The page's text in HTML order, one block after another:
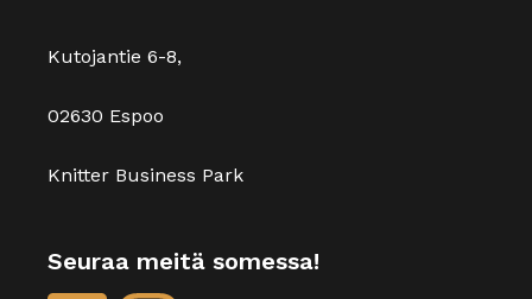
Kutojantie 6-8,
02630 Espoo
Knitter Business Park
Seuraa meitä somessa!